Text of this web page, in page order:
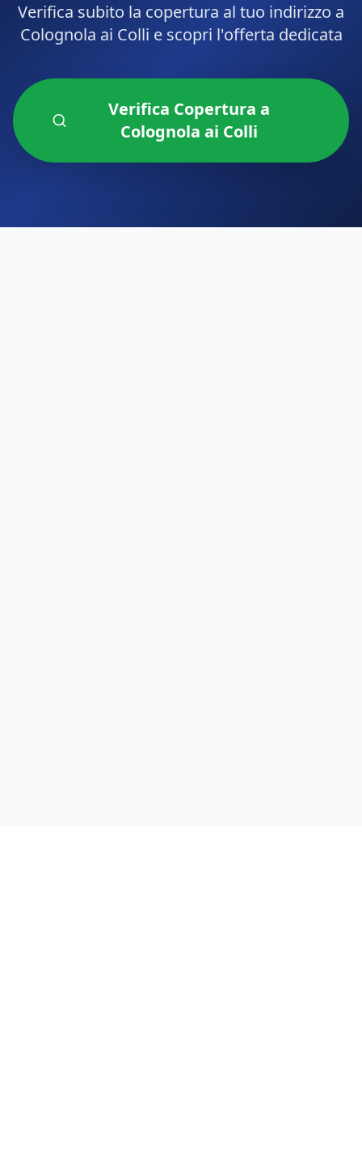
Verifica subito la copertura al tuo indirizzo a
Colognola ai Colli e scopri l'offerta dedicata
Verifica Copertura a
Colognola ai Colli